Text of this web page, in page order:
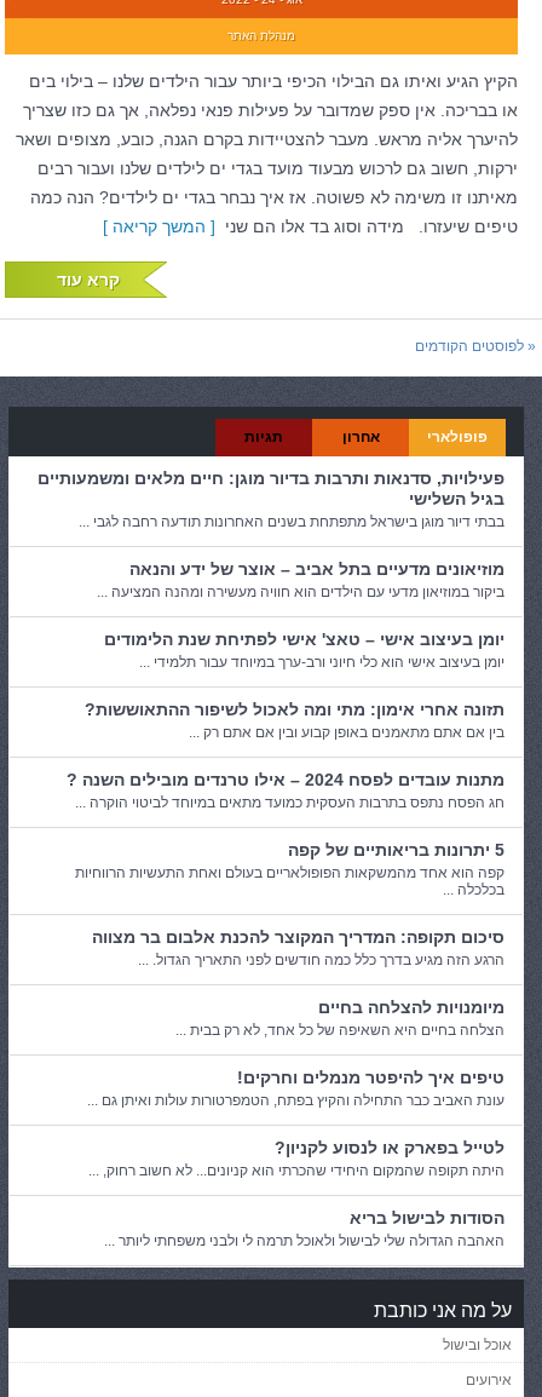
מנהלת האתר
הקיץ הגיע ואיתו גם הבילוי הכיפי ביותר עבור הילדים שלנו – בילוי בים
או בבריכה. אין ספק שמדובר על פעילות פנאי נפלאה, אך גם כזו שצריך
להיערך אליה מראש. מעבר להצטיידות בקרם הגנה, כובע, מצופים ושאר
ירקות, חשוב גם לרכוש מבעוד מועד בגדי ים לילדים שלנו ועבור רבים
מאיתנו זו משימה לא פשוטה. אז איך נבחר בגדי ים לילדים? הנה כמה
טיפים שיעזרו. מידה וסוג בד אלו הם שני [ המשך קריאה ]
קרא עוד
« לפוסטים הקודמים
פופולארי אחרון תגיות
פעילויות, סדנאות ותרבות בדיור מוגן: חיים מלאים ומשמעותיים
בגיל השלישי
בבתי דיור מוגן בישראל מתפתחת בשנים האחרונות תודעה רחבה לגבי ...
מוזיאונים מדעיים בתל אביב – אוצר של ידע והנאה
ביקור במוזיאון מדעי עם הילדים הוא חוויה מעשירה ומהנה המציעה ...
יומן בעיצוב אישי – טאצ' אישי לפתיחת שנת הלימודים
יומן בעיצוב אישי הוא כלי חיוני ורב-ערך במיוחד עבור תלמידי ...
תזונה אחרי אימון: מתי ומה לאכול לשיפור ההתאוששות?
בין אם אתם מתאמנים באופן קבוע ובין אם אתם רק ...
מתנות עובדים לפסח 2024 – אילו טרנדים מובילים השנה ?
חג הפסח נתפס בתרבות העסקית כמועד מתאים במיוחד לביטוי הוקרה ...
5 יתרונות בריאותיים של קפה
קפה הוא אחד מהמשקאות הפופולאריים בעולם ואחת התעשיות הרווחיות
בכלכלה ...
סיכום תקופה: המדריך המקוצר להכנת אלבום בר מצווה
הרגע הזה מגיע בדרך כלל כמה חודשים לפני התאריך הגדול. ...
מיומנויות להצלחה בחיים
הצלחה בחיים היא השאיפה של כל אחד, לא רק בבית ...
טיפים איך להיפטר מנמלים וחרקים!
עונת האביב כבר התחילה והקיץ בפתח, הטמפרטורות עולות ואיתן גם ...
לטייל בפארק או לנסוע לקניון?
היתה תקופה שהמקום היחידי שהכרתי הוא קניונים... לא חשוב רחוק, ...
הסודות לבישול בריא
האהבה הגדולה שלי לבישול ולאוכל תרמה לי ולבני משפחתי ליותר ...
על מה אני כותבת
אוכל ובישול
אירועים